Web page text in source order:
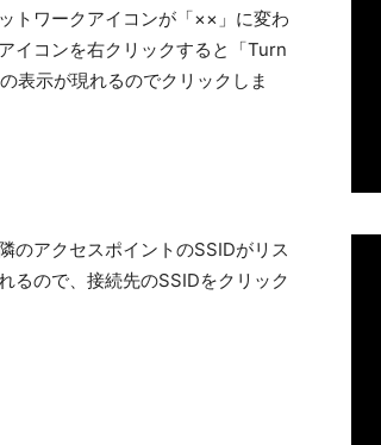
トワークアイコンが「××」に変わ
イコンを右クリックすると「Turn
表示が現れるのでクリックしま
のアクセスポイントのSSIDがリス
るので、接続先のSSIDをクリック